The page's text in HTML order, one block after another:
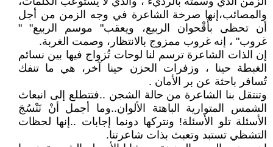
والمصائب،إنها صرخة الشاعرة في وجه الزمن من أجل
أن تحظى بأٌقْحوان الربيع، ويعقب" موسم الربيع" "
غروب" ، إنه غروب ممزوج بالانتظار، وصمت الغربة.
إن الذات الشاعرة ترسم لنا لوحات تُزواج فيها بين نسائم
الغبطة حينا ، وزفرات الحزن حينا آخر، هي ما تنفك
تُسافر باحثة عن بر الأمان .
وتنتقل بنا الشاعرة من حالة الشجن ..فتتطلع إلى انبعاث
الشمس المتوارية الباهتة الألوان..وما أجمل أنْ نَنْسُجَ
الأسئلة تلو الأسئلة! ونتركها دونما إجابات ..إنها لحظات
التشظي تستبد وتعبث بذات شاعرتنا.